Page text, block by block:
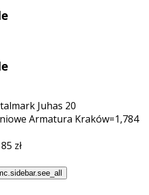
Juhas 20
Armatura Kraków=1,784
zł